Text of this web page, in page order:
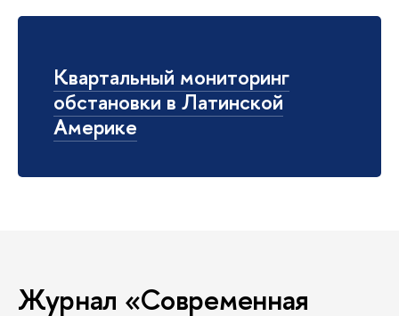
Квартальный мониторинг
обстановки в Латинской
Америке
Журнал «Современная